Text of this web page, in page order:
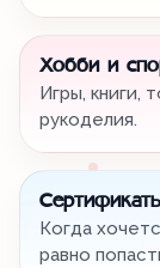
Хобби и
Игры, книги,
рукоделия.
Когда
равно